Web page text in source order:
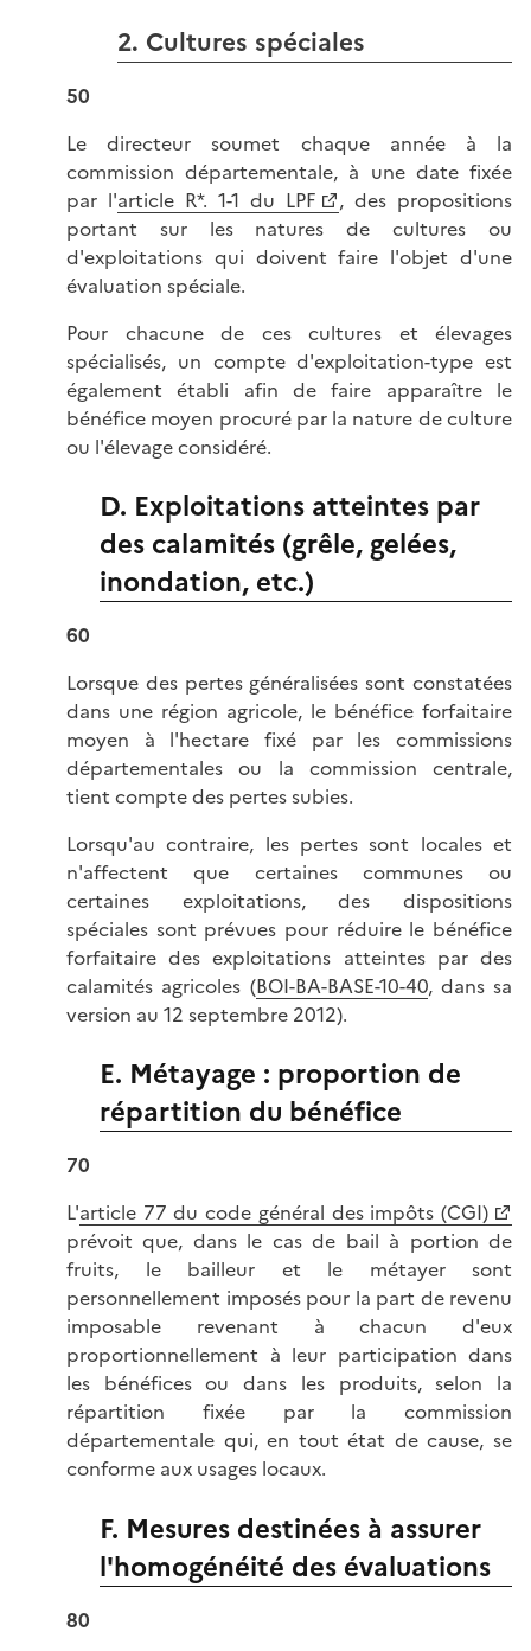
2. Cultures spéciales
50
Le directeur soumet chaque année à la
commission départementale, à une date fixée
par l'article R*. 1-1 du LPF
, des propositions
portant sur les natures de cultures ou
d'exploitations qui doivent faire l'objet d'une
évaluation spéciale.
Pour chacune de ces cultures et élevages
spécialisés, un compte d'exploitation-type est
également établi afin de faire apparaître le
bénéfice moyen procuré par la nature de culture
ou l'élevage considéré.
D. Exploitations atteintes par
des calamités (grêle, gelées,
inondation, etc.)
60
Lorsque des pertes généralisées sont constatées
dans une région agricole, le bénéfice forfaitaire
moyen à l'hectare fixé par les commissions
départementales ou la commission centrale,
tient compte des pertes subies.
Lorsqu'au contraire, les pertes sont locales et
n'affectent que certaines communes ou
certaines exploitations, des dispositions
spéciales sont prévues pour réduire le bénéfice
forfaitaire des exploitations atteintes par des
calamités agricoles (BOI-BA-BASE-10-40, dans sa
version au 12 septembre 2012).
E. Métayage : proportion de
répartition du bénéfice
70
L'article 77 du code général des impôts (CGI)
prévoit que, dans le cas de bail à portion de
fruits, le bailleur et le métayer sont
personnellement imposés pour la part de revenu
imposable revenant à chacun d'eux
proportionnellement à leur participation dans
les bénéfices ou dans les produits, selon la
répartition fixée par la commission
départementale qui, en tout état de cause, se
conforme aux usages locaux.
F. Mesures destinées à assurer
l'homogénéité des évaluations
80